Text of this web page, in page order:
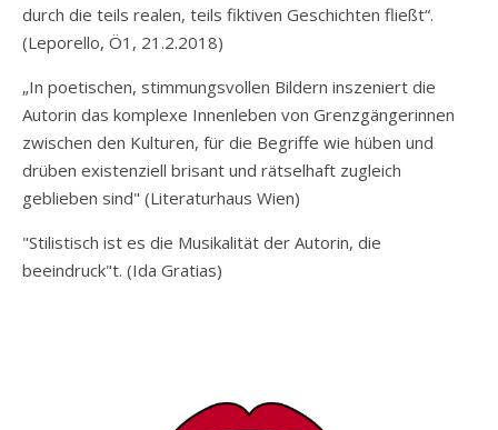
durch die teils realen, teils fiktiven Geschichten fließt“.
(Leporello, Ö1, 21.2.2018)
„In poetischen, stimmungsvollen Bildern inszeniert die
Autorin das komplexe Innenleben von Grenzgängerinnen
zwischen den Kulturen, für die Begriffe wie hüben und
drüben existenziell brisant und rätselhaft zugleich
geblieben sind" (Literaturhaus Wien)
"Stilistisch ist es die Musikalität der Autorin, die
beeindruck"t. (Ida Gratias)